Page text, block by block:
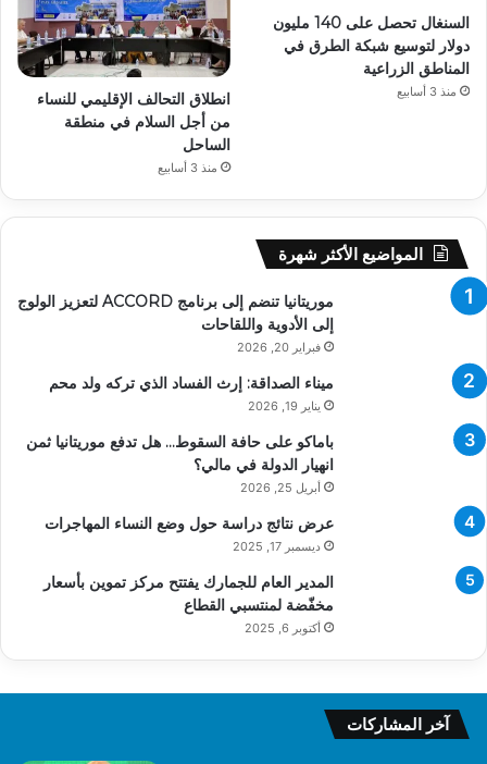
السنغال تحصل على 140 مليون
دولار لتوسيع شبكة الطرق في
المناطق الزراعية
منذ 3 أسابيع
انطلاق التحالف الإقليمي للنساء
من أجل السلام في منطقة
الساحل
منذ 3 أسابيع
المواضيع الأكثر شهرة
موريتانيا تنضم إلى برنامج ACCORD لتعزيز الولوج
إلى الأدوية واللقاحات
فبراير 20, 2026
ميناء الصداقة: إرث الفساد الذي تركه ولد محم
يناير 19, 2026
باماكو على حافة السقوط… هل تدفع موريتانيا ثمن
انهيار الدولة في مالي؟
أبريل 25, 2026
عرض نتائج دراسة حول وضع النساء المهاجرات
ديسمبر 17, 2025
المدير العام للجمارك يفتتح مركز تموين بأسعار
مخفّضة لمنتسبي القطاع
أكتوبر 6, 2025
آخر المشاركات